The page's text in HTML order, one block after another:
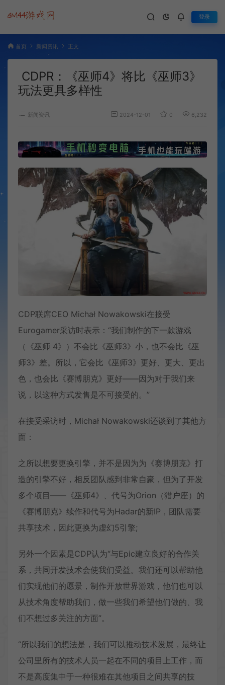
登录
首页 新闻资讯 正文
CDPR：《巫师4》将比《巫师3》
玩法更具多样性
新闻资讯 2024-12-01 0 6,232
CDP联席CEO Michał Nowakowski在接受
Eurogamer采访时表示：“我们制作的下一款游戏
（《巫师 4》）不会比《巫师3》小，也不会比《巫
师3》差。所以，它会比《巫师3》更好、更大、更出
色，也会比《赛博朋克》更好——因为对于我们来
说，以这种方式发售是不可接受的。”
在接受采访时，Michał Nowakowski还谈到了其他方
面：
之所以想要更换引擎，并不是因为为《赛博朋克》打
造的引擎不好，相反团队感到非常自豪，但为了开发
多个项目——《巫师4》、代号为Orion（猎户座）的
《赛博朋克》续作和代号为Hadar的新IP，团队需要
共享技术，因此更换为虚幻5引擎;
另外一个因素是CDP认为“与Epic建立良好的合作关
系，共同开发技术会使我们受益。我们还可以帮助他
们实现他们的愿景，制作开放世界游戏，他们也可以
从技术角度帮助我们，做一些我们希望他们做的、我
们不想过多关注的方面”。
“所以我们的想法是，我们可以推动技术发展，最终让
公司里所有的技术人员一起在不同的项目上工作，而
不是高度集中于一种很难在其他项目之间共享的技